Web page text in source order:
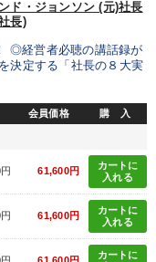
ド・ジョンソン (元)社長
長)
◎経営者必聴の講話録が
決定する「社長の８大実
会員価格 購 入
61,600円
カートに
入れる
61,600円
カートに
入れる
カートに